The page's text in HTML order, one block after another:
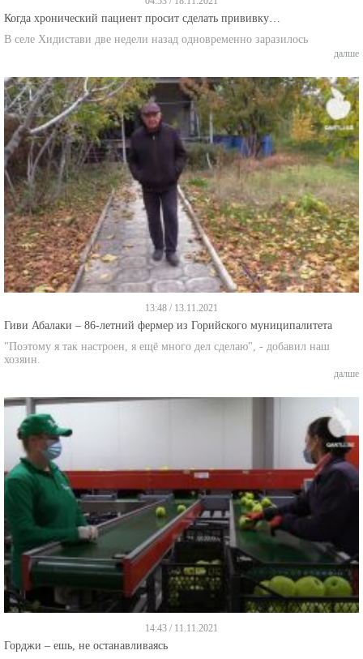
Когда хронический пациент просит сделать прививку…
В селе Хидистави две недели назад одновременно заразилось
далше
13:48 / 13.11.2021
Гиви Абалаки – 86-летний фермер из Горийского муниципалитета
"Поэтому я так настроен, я ещё много дел сделаю", - добавил наш
хозяин.
далше
14:43 / 11.11.2021
Горджи – ешь, не останавливаясь